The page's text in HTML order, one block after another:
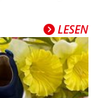
LESEN